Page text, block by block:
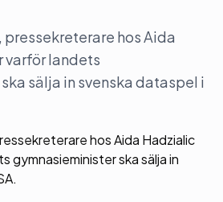
pressekreterare hos Aida
varför landets
sälja in svenska dataspel i
hos Aida Hadzialic
gymnasieminister ska sälja in